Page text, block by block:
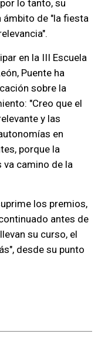
lo tanto, su
ámbito de "la fiesta
en la III Escuela
Puente ha
sobre la
"Creo que el
y las
en
porque la
camino de la
los premios,
antes de
su curso, el
desde su punto